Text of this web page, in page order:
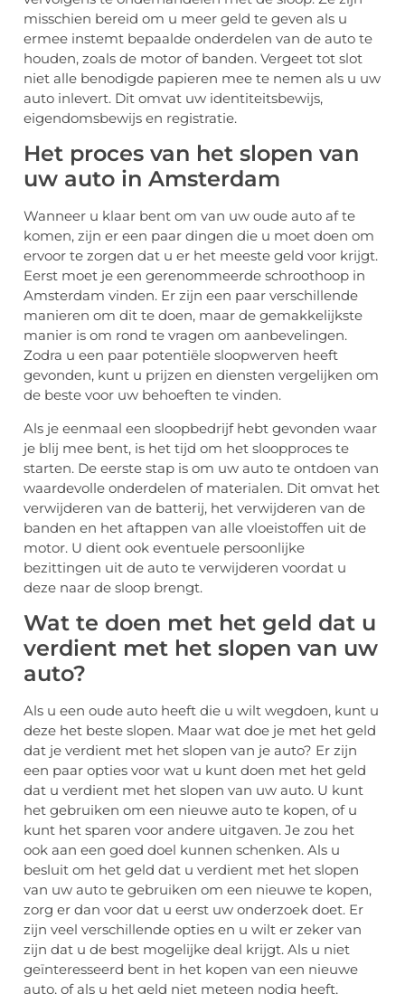
misschien bereid om u meer geld te geven als u
ermee instemt bepaalde onderdelen van de auto te
houden, zoals de motor of banden. Vergeet tot slot
niet alle benodigde papieren mee te nemen als u uw
auto inlevert. Dit omvat uw identiteitsbewijs,
eigendomsbewijs en registratie.
Het proces van het slopen van
uw auto in Amsterdam
Wanneer u klaar bent om van uw oude auto af te
komen, zijn er een paar dingen die u moet doen om
ervoor te zorgen dat u er het meeste geld voor krijgt.
Eerst moet je een gerenommeerde schroothoop in
Amsterdam vinden. Er zijn een paar verschillende
manieren om dit te doen, maar de gemakkelijkste
manier is om rond te vragen om aanbevelingen.
Zodra u een paar potentiële sloopwerven heeft
gevonden, kunt u prijzen en diensten vergelijken om
de beste voor uw behoeften te vinden.
Als je eenmaal een sloopbedrijf hebt gevonden waar
je blij mee bent, is het tijd om het sloopproces te
starten. De eerste stap is om uw auto te ontdoen van
waardevolle onderdelen of materialen. Dit omvat het
verwijderen van de batterij, het verwijderen van de
banden en het aftappen van alle vloeistoffen uit de
motor. U dient ook eventuele persoonlijke
bezittingen uit de auto te verwijderen voordat u
deze naar de sloop brengt.
Wat te doen met het geld dat u
verdient met het slopen van uw
auto?
Als u een oude auto heeft die u wilt wegdoen, kunt u
deze het beste slopen. Maar wat doe je met het geld
dat je verdient met het slopen van je auto? Er zijn
een paar opties voor wat u kunt doen met het geld
dat u verdient met het slopen van uw auto. U kunt
het gebruiken om een nieuwe auto te kopen, of u
kunt het sparen voor andere uitgaven. Je zou het
ook aan een goed doel kunnen schenken. Als u
besluit om het geld dat u verdient met het slopen
van uw auto te gebruiken om een nieuwe te kopen,
zorg er dan voor dat u eerst uw onderzoek doet. Er
zijn veel verschillende opties en u wilt er zeker van
zijn dat u de best mogelijke deal krijgt. Als u niet
geïnteresseerd bent in het kopen van een nieuwe
auto, of als u het geld niet meteen nodig heeft,